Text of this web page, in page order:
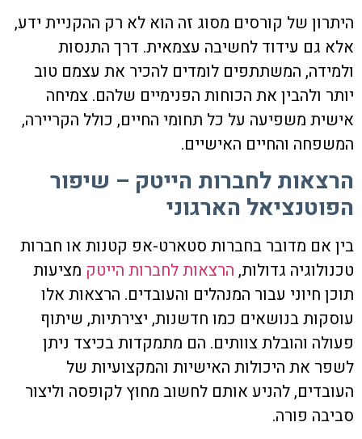
היתרון של קורסים מסוג זה הוא לא רק ההקניית ידע,
אלא גם עידוד לחשיבה עצמאית. דרך התנסות
ולמידה, המשתתפים לומדים להכיר את עצמם טוב
יותר ולהבין את הכוחות הפנימיים שלהם. צמיחה
אישית משפיעה על כל תחומי החיים, כולל הקריירה,
המשפחה והחיים האישיים.
הרצאות לחברות הייטק – שיפור
הפוטנציאל הארגוני
בין אם מדובר בחברות סטארט-אפ קטנות או חברות
טכנולוגיה גדולות, הרצאות לחברות הייטק מציעות
תוכן חיוני עבור המנהלים והעובדים. הרצאות אלו
עוסקות בנושאים כמו חדשנות, יצירתיות, שיתוף
פעולה והובלת צוותים. הם מתמקדות בכיצד ניתן
לשפר את היכולות האישיות והמקצועיות של
העובדים, להניע אותם לחשוב מחוץ לקופסה וליצור
סביבה פורה.